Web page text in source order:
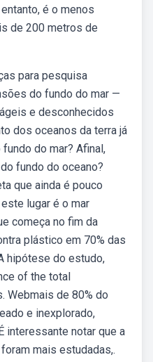
é o menos
de 200 metros de
para pesquisa
do fundo do mar —
e desconhecidos
dos oceanos da terra já
do mar? Afinal,
fundo do oceano?
que ainda é pouco
lugar é o mar
começa no fim da
plástico em 70% das
hipótese do estudo,
of the total
Webmais de 80% do
e inexplorado,
interessante notar que a
mais estudadas,.